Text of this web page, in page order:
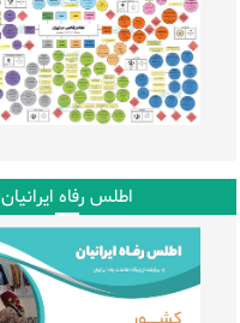
اطلس رفاه ایرانیان